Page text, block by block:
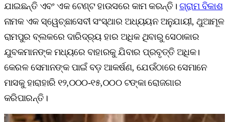
ଯାଇଛନ୍ତି ଏବଂ ଏକ ଟେଣ୍ଟ ହାଉସରେ କାମ କରନ୍ତି। ଗ୍ରାମ ବିକାଶ
ନାମକ ଏକ ସ୍ୱେଚ୍ଛାସେବୀ ସଂସ୍ଥାର ଅଧ୍ୟୟନ ଅନୁଯାୟୀ, ଥୁଆମୂଳ
ରାମପୁର ବ୍ଲକରେ ଦାରିଦ୍ର୍ୟ ହାର ଅଧିକ ଥିବାରୁ ସେଠାକାର
ଯୁବକମାନଙ୍କ ମଧ୍ୟରେ ବାହାରକୁ ଯିବାର ପ୍ରବୃତ୍ତି ଅଧିକ।
କେରଳ ସେମାନଙ୍କ ପାଇଁ ବଡ଼ ଆକର୍ଷଣ, ଯେଉଁଠାରେ ସେମାନେ
ମାସକୁ ହାରାହାରି ୧୨,୦୦୦-୧୫,୦୦୦ ଟଙ୍କା ରୋଜଗାର
କରିପାରନ୍ତି।